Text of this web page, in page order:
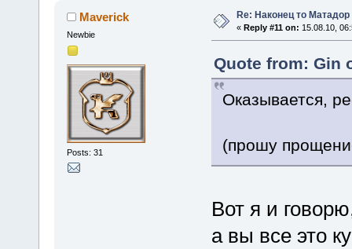
Maverick
Newbie
Posts: 31
Re: Наконец то
« Reply #11 on: 15.08.10,
Quote from: Gin
Оказывается,
(прошу
Вот я и
а вы все это